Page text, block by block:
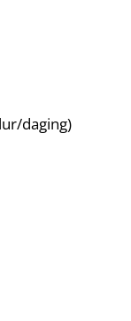
daging)